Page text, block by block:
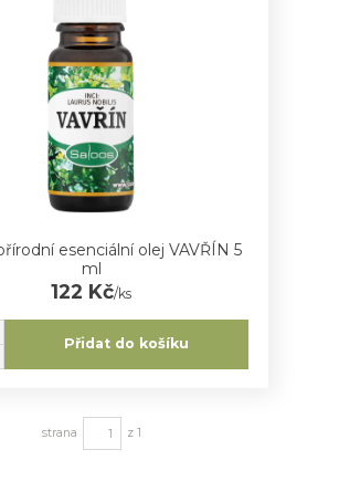
esenciální olej VAVŘÍN 5
ml
122 Kč/ks
Přidat do košíku
strana z 1